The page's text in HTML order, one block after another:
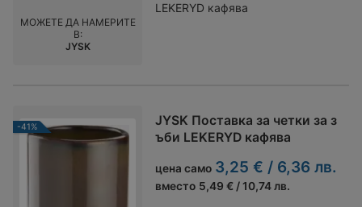
LEKERYD кафява
МОЖЕТЕ ДА НАМЕРИТЕ
В:
JYSK
-41%
JYSK Поставка за четки за з
ъби LEKERYD кафява
цена само 3,25 € / 6,36 лв.
вместо 5,49 € / 10,74 лв.